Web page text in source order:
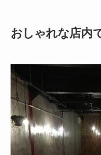
おしゃれな店内